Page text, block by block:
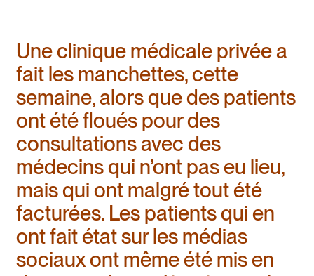
Une clinique médicale privée a
fait les manchettes, cette
semaine, alors que des patients
ont été floués pour des
consultations avec des
médecins qui n’ont pas eu lieu,
mais qui ont malgré tout été
facturées. Les patients qui en
ont fait état sur les médias
sociaux ont même été mis en